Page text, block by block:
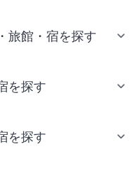
旅館・宿を探す
を探す
を探す